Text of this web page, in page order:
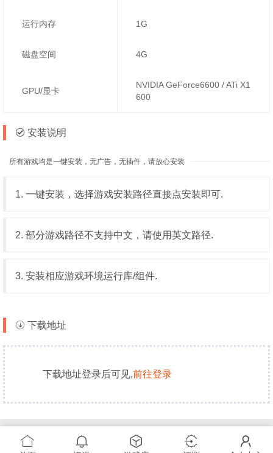
运行内存 1G
磁盘空间 4G
GPU/显卡
NVIDIA GeForce6600 / ATi X1
600
安装说明
所有游戏均是一键安装，无广告，无插件，请放心安装
1. 一键安装，选择游戏安装路径直接点安装即可.
2. 部分游戏路径不支持中文，请使用英文路径.
3. 安装相应游戏环境运行库/组件.
下载地址
下载地址登录后可见,前往登录